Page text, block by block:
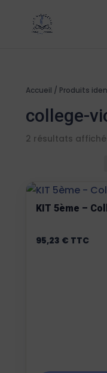
Accueil / Produits
college-
2 résultats
KIT 5ème –
95,23 € TTC